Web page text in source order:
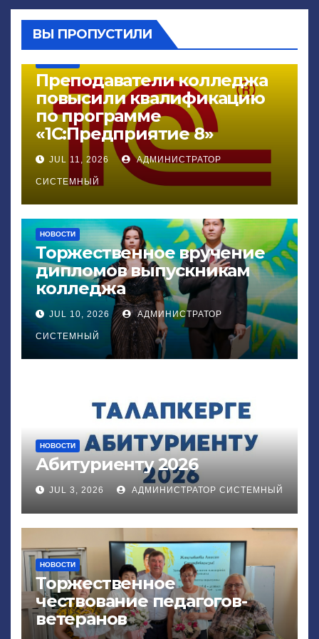
ВЫ ПРОПУСТИЛИ
Преподаватели колледжа
повысили квалификацию
по программе
«1С:Предприятие 8»
JUL 11, 2026 АДМИНИСТРАТОР
СИСТЕМНЫЙ
НОВОСТИ
Торжественное вручение
дипломов выпускникам
колледжа
JUL 10, 2026 АДМИНИСТРАТОР
СИСТЕМНЫЙ
НОВОСТИ
Абитуриенту 2026
JUL 3, 2026 АДМИНИСТРАТОР СИСТЕМНЫЙ
НОВОСТИ
Торжественное
чествование педагогов-
ветеранов